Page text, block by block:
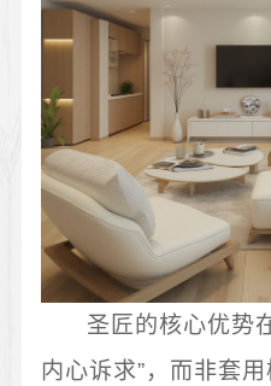
圣匠的核心优势
内心诉求”，而非套